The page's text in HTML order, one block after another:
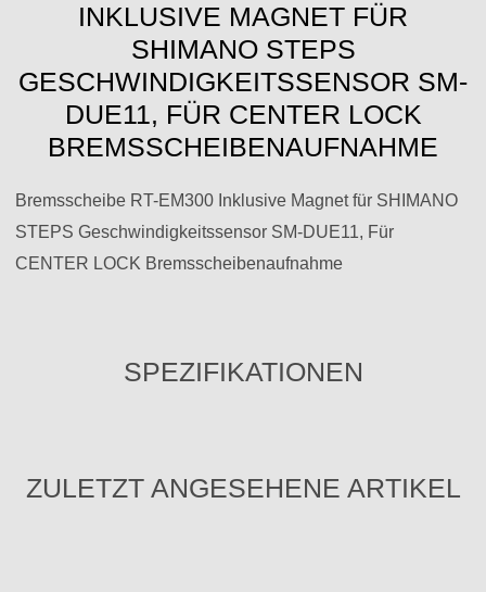
INKLUSIVE MAGNET FÜR
SHIMANO STEPS
GESCHWINDIGKEITSSENSOR SM-
DUE11, FÜR CENTER LOCK
BREMSSCHEIBENAUFNAHME
Bremsscheibe RT-EM300 Inklusive Magnet für SHIMANO
STEPS Geschwindigkeitssensor SM-DUE11, Für
CENTER LOCK Bremsscheibenaufnahme
SPEZIFIKATIONEN
ZULETZT ANGESEHENE ARTIKEL